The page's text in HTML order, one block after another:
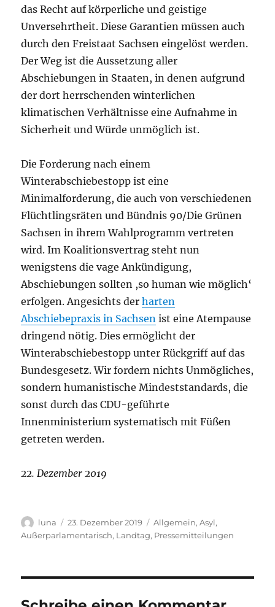
das Recht auf körperliche und geistige
Unversehrtheit. Diese Garantien müssen auch
durch den Freistaat Sachsen eingelöst werden.
Der Weg ist die Aussetzung aller
Abschiebungen in Staaten, in denen aufgrund
der dort herrschenden winterlichen
klimatischen Verhältnisse eine Aufnahme in
Sicherheit und Würde unmöglich ist.
Die Forderung nach einem
Winterabschiebestopp ist eine
Minimalforderung, die auch von verschiedenen
Flüchtlingsräten und Bündnis 90/Die Grünen
Sachsen in ihrem Wahlprogramm vertreten
wird. Im Koalitionsvertrag steht nun
wenigstens die vage Ankündigung,
Abschiebungen sollten ,so human wie möglich‘
erfolgen. Angesichts derharten
Abschiebepraxis in Sachsen ist eine Atempause
dringend nötig. Dies ermöglicht der
Winterabschiebestopp unter Rückgriff auf das
Bundesgesetz. Wir fordern nichts Unmögliches,
sondern humanistische Mindeststandards, die
sonst durch das CDU-geführte
Innenministerium systematisch mit Füßen
getreten werden.
22. Dezember 2019
Autor
luna
Veröffentlicht
am
23. Dezember 2019 Kategorien
Allgemein,Asyl,
Außerparlamentarisch, Landtag, Pressemitteilungen